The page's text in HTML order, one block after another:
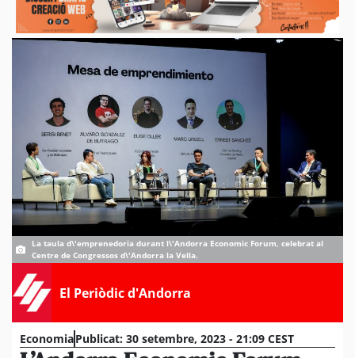
La taula d\'emprenedoria durant l\'Andorra Economic Forum, celebrat al
Centre de Congressos d\'Andorra la Vella.
El Periòdic d'Andorra
EconomiaPublicat: 30 setembre, 2023 - 21:09 CEST